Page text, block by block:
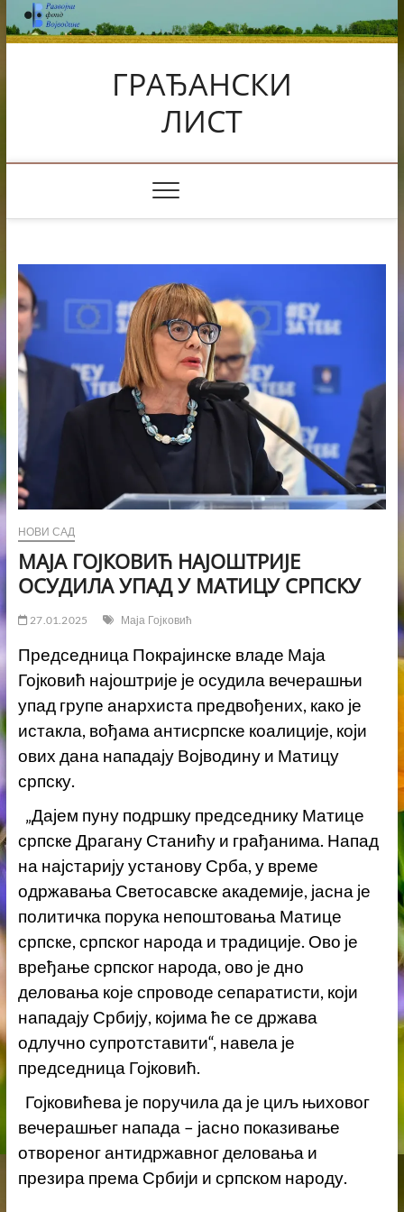
Skip
to
content
ГРАЂАНСКИ
ЛИСТ
НОВИ САД
МАЈА ГОЈКОВИЋ НАЈОШТРИЈЕ
ОСУДИЛА УПАД У МАТИЦУ СРПСКУ
27.01.2025 Маја Гојковић
Председница Покрајинске владе Маја
Гојковић најоштрије је осудила вечерашњи
упад групе анархиста предвођених, како је
истакла, вођама антисрпске коалиције, који
ових дана нападају Војводину и Матицу
српску.
„Дајем пуну подршку председнику Матице
српске Драгану Станићу и грађанима. Напад
на најстарију установу Срба, у време
одржавања Светосавске академије, јасна је
политичка порука непоштовања Матице
српске, српског народа и традиције. Ово је
вређање српског народа, ово је дно
деловања које спроводе сепаратисти, који
нападају Србију, којима ће се држава
одлучно супротставити“, навела је
председница Гојковић.
Гојковићева је поручила да је циљ њиховог
вечерашњег напада – јасно показивање
отвореног антидржавног деловања и
презира према Србији и српском народу.